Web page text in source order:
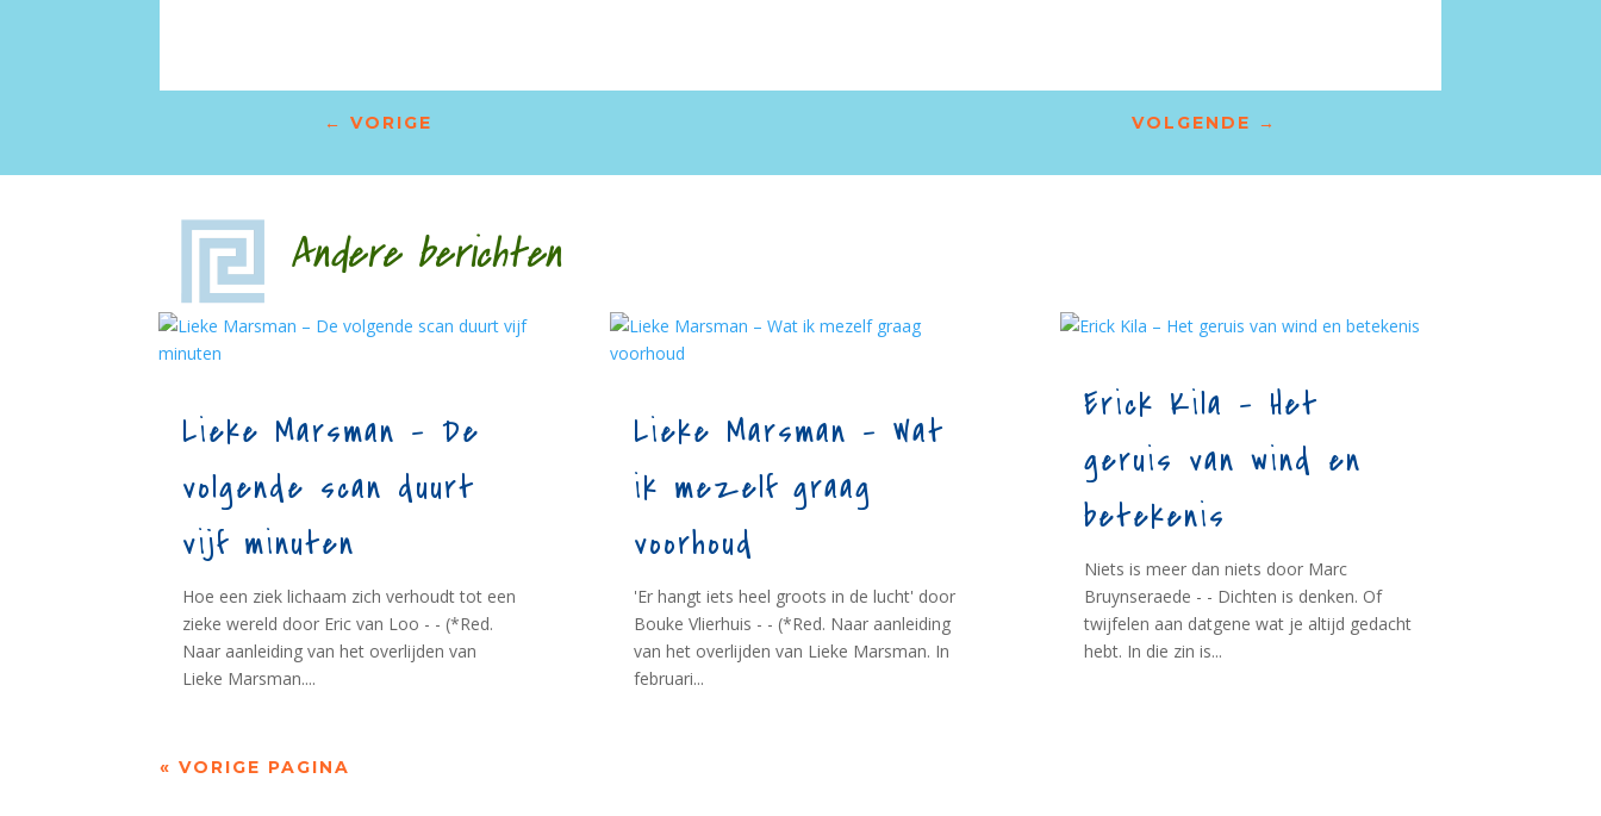
← VORIGE VOLGENDE →
Andere berichten
Lieke Marsman – De
volgende scan duurt
vijf minuten
Hoe een ziek lichaam zich verhoudt tot een
zieke wereld door Eric van Loo - - (*Red.
Naar aanleiding van het overlijden van
Lieke Marsman....
Lieke Marsman – Wat
ik mezelf graag
voorhoud
'Er hangt iets heel groots in de lucht' door
Bouke Vlierhuis - - (*Red. Naar aanleiding
van het overlijden van Lieke Marsman. In
februari...
Erick Kila – Het
geruis van wind en
betekenis
Niets is meer dan niets door Marc
Bruynseraede - - Dichten is denken. Of
twijfelen aan datgene wat je altijd gedacht
hebt. In die zin is...
« VORIGE PAGINA